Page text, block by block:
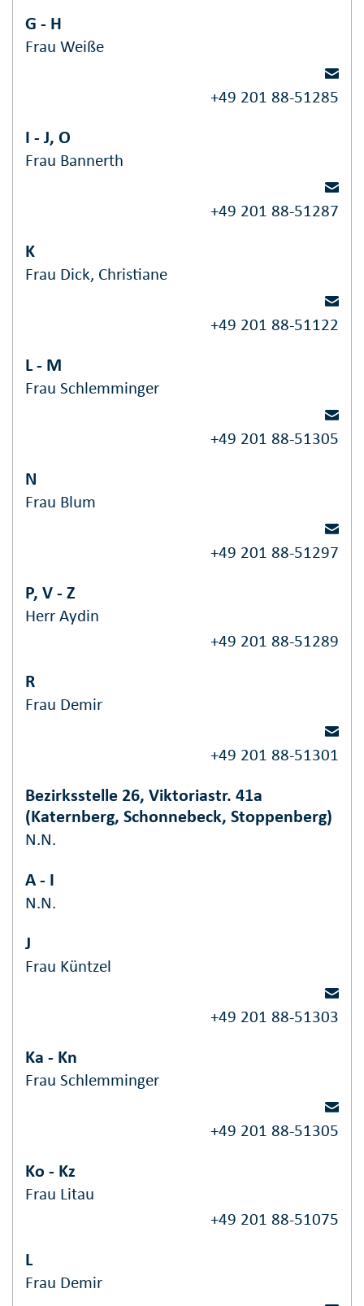
G - H
Frau Weiße
+49 201 88-51285
I - J, O
Frau Bannerth
+49 201 88-51287
K
Frau Dick, Christiane
+49 201 88-51122
L - M
Frau Schlemminger
+49 201 88-51305
N
Frau Blum
+49 201 88-51297
P, V - Z
Herr Aydin
+49 201 88-51289
R
Frau Demir
+49 201 88-51301
Bezirksstelle 26, Viktoriastr. 41a
(Katernberg, Schonnebeck, Stoppenberg)
N.N.
A - I
N.N.
J
Frau Küntzel
+49 201 88-51303
Ka - Kn
Frau Schlemminger
+49 201 88-51305
Ko - Kz
Frau Litau
+49 201 88-51075
L
Frau Demir